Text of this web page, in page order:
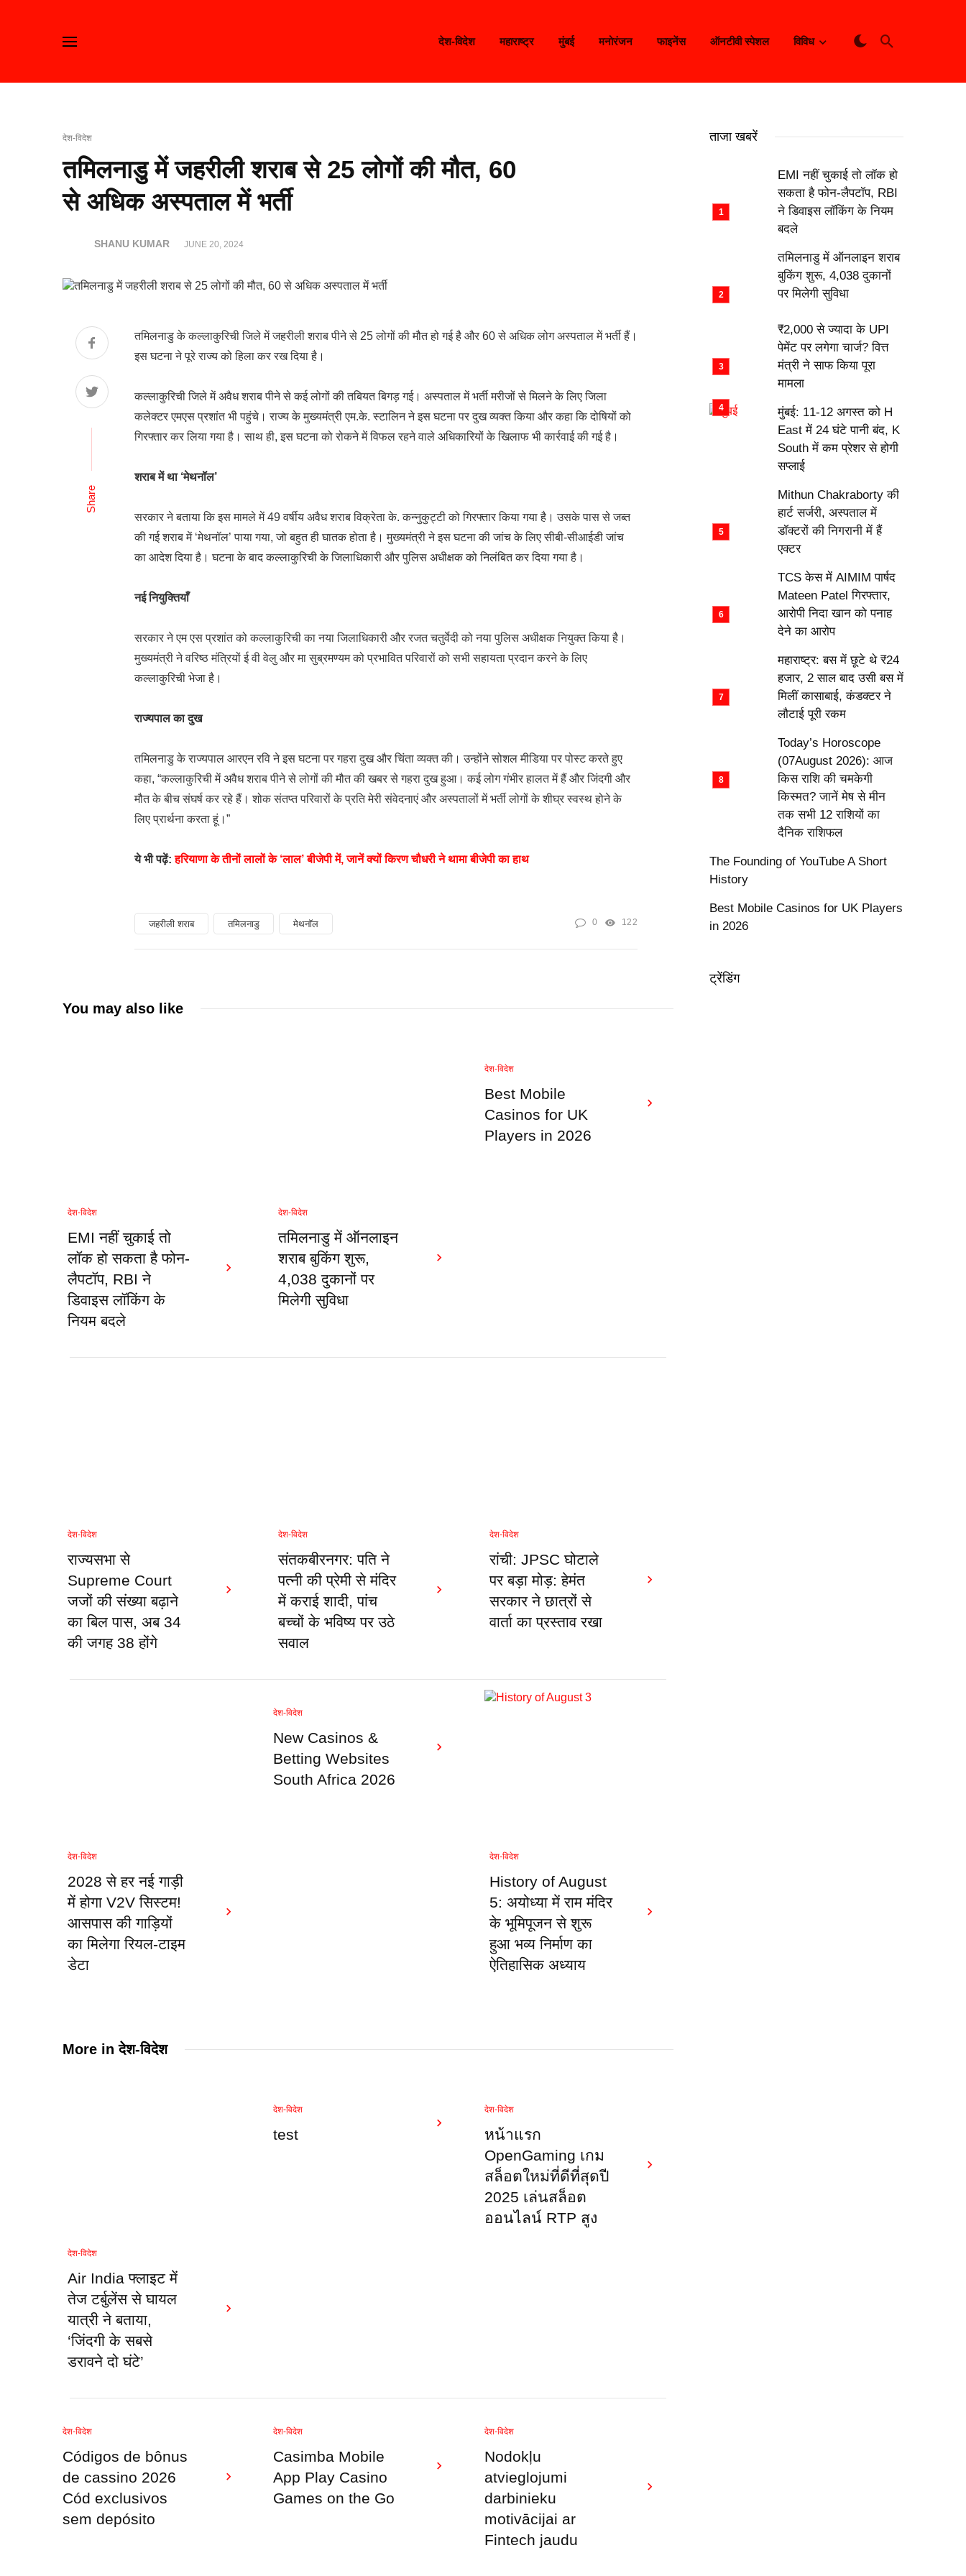
देश-विदेश महाराष्ट्र मुंबई मनोरंजन फाइनेंस ऑनटीवी स्पेशल विविध
देश-विदेश
तमिलनाडु में जहरीली शराब से 25 लोगों की मौत, 60
से अधिक अस्पताल में भर्ती
SHANU KUMAR JUNE 20, 2024
Share
तमिलनाडु के कल्लाकुरिची जिले में जहरीली शराब पीने से 25 लोगों की मौत हो गई है और 60 से अधिक लोग अस्पताल में भर्ती हैं।
इस घटना ने पूरे राज्य को हिला कर रख दिया है।
कल्लाकुरिची जिले में अवैध शराब पीने से कई लोगों की तबियत बिगड़ गई। अस्पताल में भर्ती मरीजों से मिलने के लिए जिला
कलेक्टर एमएस प्रशांत भी पहुंचे। राज्य के मुख्यमंत्री एम.के. स्टालिन ने इस घटना पर दुख व्यक्त किया और कहा कि दोषियों को
गिरफ्तार कर लिया गया है। साथ ही, इस घटना को रोकने में विफल रहने वाले अधिकारियों के खिलाफ भी कार्रवाई की गई है।
शराब में था ‘मेथनॉल’
सरकार ने बताया कि इस मामले में 49 वर्षीय अवैध शराब विक्रेता के. कन्नुकुट्टी को गिरफ्तार किया गया है। उसके पास से जब्त
की गई शराब में ‘मेथनॉल’ पाया गया, जो बहुत ही घातक होता है। मुख्यमंत्री ने इस घटना की जांच के लिए सीबी-सीआईडी जांच
का आदेश दिया है। घटना के बाद कल्लाकुरिची के जिलाधिकारी और पुलिस अधीक्षक को निलंबित कर दिया गया है।
नई नियुक्तियाँ
सरकार ने एम एस प्रशांत को कल्लाकुरिची का नया जिलाधिकारी और रजत चतुर्वेदी को नया पुलिस अधीक्षक नियुक्त किया है।
मुख्यमंत्री ने वरिष्ठ मंत्रियों ई वी वेलु और मा सुब्रमण्यम को प्रभावित परिवारों को सभी सहायता प्रदान करने के लिए
कल्लाकुरिची भेजा है।
राज्यपाल का दुख
तमिलनाडु के राज्यपाल आरएन रवि ने इस घटना पर गहरा दुख और चिंता व्यक्त की। उन्होंने सोशल मीडिया पर पोस्ट करते हुए
कहा, “कल्लाकुरिची में अवैध शराब पीने से लोगों की मौत की खबर से गहरा दुख हुआ। कई लोग गंभीर हालत में हैं और जिंदगी और
मौत के बीच संघर्ष कर रहे हैं। शोक संतप्त परिवारों के प्रति मेरी संवेदनाएं और अस्पतालों में भर्ती लोगों के शीघ्र स्वस्थ होने के
लिए प्रार्थना करता हूं।”
ये भी पढ़ें:हरियाणा के तीनों लालों के ‘लाल’ बीजेपी में, जानें क्यों किरण चौधरी ने थामा बीजेपी का हाथ
जहरीली शराब तमिलनाडु मेथनॉल 0 122
You may also like
देश-विदेश
EMI नहीं चुकाई तो
लॉक हो सकता है फोन-
लैपटॉप, RBI ने
डिवाइस लॉकिंग के
नियम बदले
देश-विदेश
तमिलनाडु में ऑनलाइन
शराब बुकिंग शुरू,
4,038 दुकानों पर
मिलेगी सुविधा
देश-विदेश
Best Mobile
Casinos for UK
Players in 2026
देश-विदेश
राज्यसभा से
Supreme Court
जजों की संख्या बढ़ाने
का बिल पास, अब 34
की जगह 38 होंगे
देश-विदेश
संतकबीरनगर: पति ने
पत्नी की प्रेमी से मंदिर
में कराई शादी, पांच
बच्चों के भविष्य पर उठे
सवाल
देश-विदेश
रांची: JPSC घोटाले
पर बड़ा मोड़: हेमंत
सरकार ने छात्रों से
वार्ता का प्रस्ताव रखा
देश-विदेश
2028 से हर नई गाड़ी
में होगा V2V सिस्टम!
आसपास की गाड़ियों
का मिलेगा रियल-टाइम
डेटा
देश-विदेश
New Casinos &
Betting Websites
South Africa 2026
देश-विदेश
History of August
5: अयोध्या में राम मंदिर
के भूमिपूजन से शुरू
हुआ भव्य निर्माण का
ऐतिहासिक अध्याय
More inदेश-विदेश
देश-विदेश
Air India फ्लाइट में
तेज टर्बुलेंस से घायल
यात्री ने बताया,
‘जिंदगी के सबसे
डरावने दो घंटे’
देश-विदेश
test
देश-विदेश
หน้าแรก
OpenGaming เกม
สล็อตใหม่ที่ดีที่สุดปี
2025 เล่นสล็อต
ออนไลน์ RTP สูง
देश-विदेश
Códigos de bônus
de cassino 2026
Cód exclusivos
sem depósito
देश-विदेश
Casimba Mobile
App Play Casino
Games on the Go
देश-विदेश
Nodokļu
atvieglojumi
darbinieku
motivācijai ar
Fintech jaudu
ताजा खबरें
EMI नहीं चुकाई तो लॉक हो
सकता है फोन-लैपटॉप, RBI
ने डिवाइस लॉकिंग के नियम
बदले
तमिलनाडु में ऑनलाइन शराब
बुकिंग शुरू, 4,038 दुकानों
पर मिलेगी सुविधा
₹2,000 से ज्यादा के UPI
पेमेंट पर लगेगा चार्ज? वित्त
मंत्री ने साफ किया पूरा
मामला
मुंबई: 11-12 अगस्त को H
East में 24 घंटे पानी बंद, K
South में कम प्रेशर से होगी
सप्लाई
Mithun Chakraborty की
हार्ट सर्जरी, अस्पताल में
डॉक्टरों की निगरानी में हैं
एक्टर
TCS केस में AIMIM पार्षद
Mateen Patel गिरफ्तार,
आरोपी निदा खान को पनाह
देने का आरोप
महाराष्ट्र: बस में छूटे थे ₹24
हजार, 2 साल बाद उसी बस में
मिलीं कासाबाई, कंडक्टर ने
लौटाई पूरी रकम
Today’s Horoscope
(07August 2026): आज
किस राशि की चमकेगी
किस्मत? जानें मेष से मीन
तक सभी 12 राशियों का
दैनिक राशिफल
The Founding of YouTube A Short
History
Best Mobile Casinos for UK Players
in 2026
ट्रेंडिंग